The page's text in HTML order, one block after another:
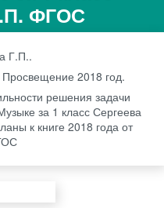
ФГОС
Г.П..
Просвещение 2018 год.
решения задачи
за 1 класс Сергеева
к книге 2018 года от